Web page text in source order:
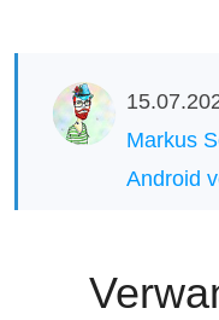
Markus
Android